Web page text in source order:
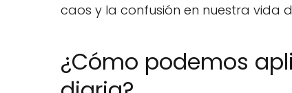
caos y la confusión en nuestra vida
¿Cómo podemos